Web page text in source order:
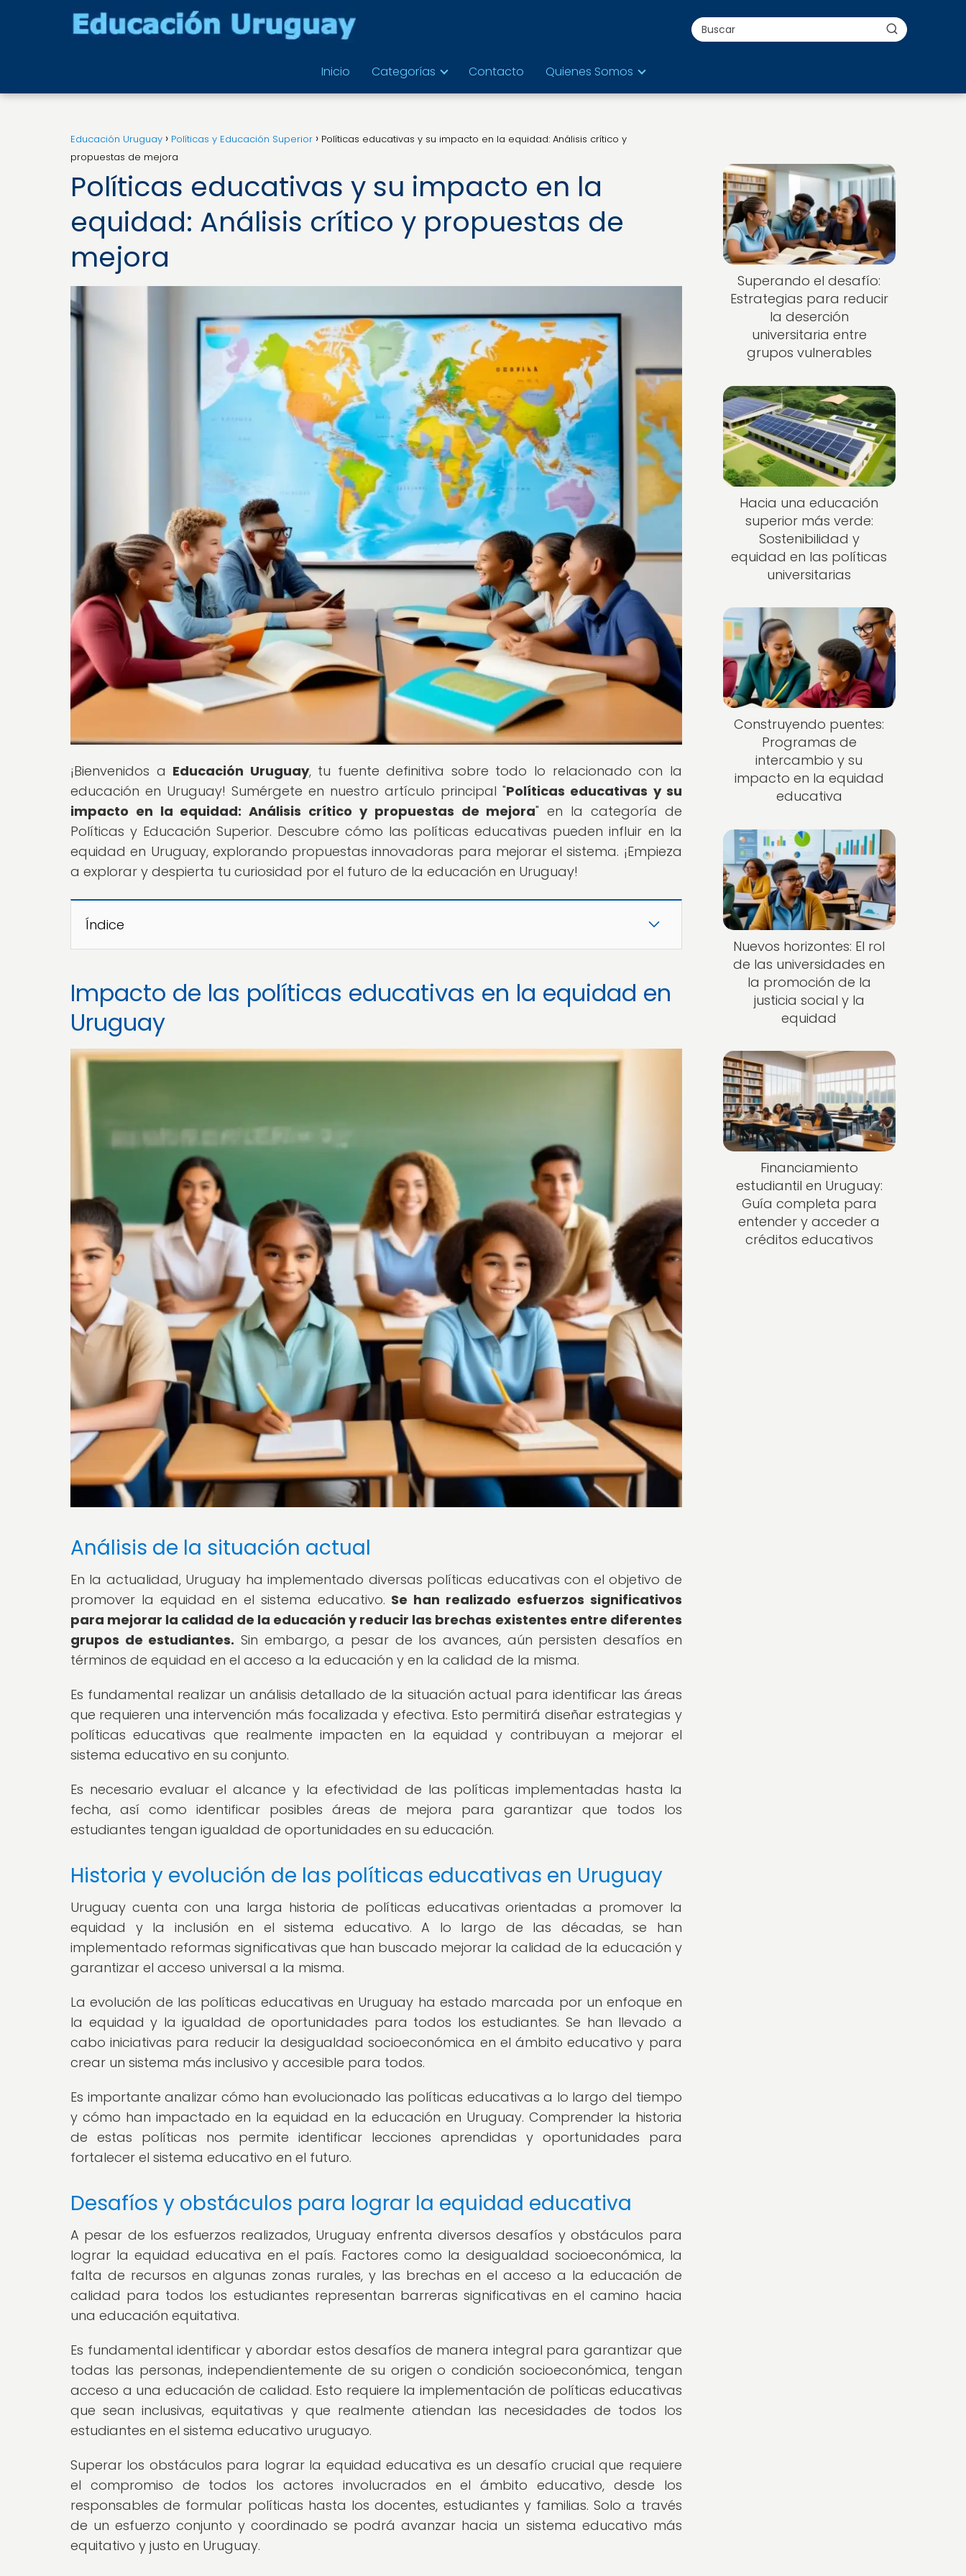
Inicio Categorías Contacto Quienes Somos
Educación Uruguay Políticas y Educación Superior
Políticas educativas y su impacto en la equidad: Análisis crítico y
propuestas de mejora
Políticas educativas y su impacto en la
equidad: Análisis crítico y propuestas de
mejora
¡Bienvenidos a Educación Uruguay, tu fuente definitiva sobre todo lo relacionado con la
educación en Uruguay! Sumérgete en nuestro artículo principal "Políticas educativas y su
impacto en la equidad: Análisis crítico y propuestas de mejora" en la categoría de
Políticas y Educación Superior. Descubre cómo las políticas educativas pueden influir en la
equidad en Uruguay, explorando propuestas innovadoras para mejorar el sistema. ¡Empieza
a explorar y despierta tu curiosidad por el futuro de la educación en Uruguay!
Índice
Impacto de las políticas educativas en la equidad en
Uruguay
Análisis de la situación actual
En la actualidad, Uruguay ha implementado diversas políticas educativas con el objetivo de
promover la equidad en el sistema educativo. Se han realizado esfuerzos significativos
para mejorar la calidad de la educación y reducir las brechas existentes entre diferentes
grupos de estudiantes. Sin embargo, a pesar de los avances, aún persisten desafíos en
términos de equidad en el acceso a la educación y en la calidad de la misma.
Es fundamental realizar un análisis detallado de la situación actual para identificar las áreas
que requieren una intervención más focalizada y efectiva. Esto permitirá diseñar estrategias y
políticas educativas que realmente impacten en la equidad y contribuyan a mejorar el
sistema educativo en su conjunto.
Es necesario evaluar el alcance y la efectividad de las políticas implementadas hasta la
fecha, así como identificar posibles áreas de mejora para garantizar que todos los
estudiantes tengan igualdad de oportunidades en su educación.
Historia y evolución de las políticas educativas en Uruguay
Uruguay cuenta con una larga historia de políticas educativas orientadas a promover la
equidad y la inclusión en el sistema educativo. A lo largo de las décadas, se han
implementado reformas significativas que han buscado mejorar la calidad de la educación y
garantizar el acceso universal a la misma.
La evolución de las políticas educativas en Uruguay ha estado marcada por un enfoque en
la equidad y la igualdad de oportunidades para todos los estudiantes. Se han llevado a
cabo iniciativas para reducir la desigualdad socioeconómica en el ámbito educativo y para
crear un sistema más inclusivo y accesible para todos.
Es importante analizar cómo han evolucionado las políticas educativas a lo largo del tiempo
y cómo han impactado en la equidad en la educación en Uruguay. Comprender la historia
de estas políticas nos permite identificar lecciones aprendidas y oportunidades para
fortalecer el sistema educativo en el futuro.
Desafíos y obstáculos para lograr la equidad educativa
A pesar de los esfuerzos realizados, Uruguay enfrenta diversos desafíos y obstáculos para
lograr la equidad educativa en el país. Factores como la desigualdad socioeconómica, la
falta de recursos en algunas zonas rurales, y las brechas en el acceso a la educación de
calidad para todos los estudiantes representan barreras significativas en el camino hacia
una educación equitativa.
Es fundamental identificar y abordar estos desafíos de manera integral para garantizar que
todas las personas, independientemente de su origen o condición socioeconómica, tengan
acceso a una educación de calidad. Esto requiere la implementación de políticas educativas
que sean inclusivas, equitativas y que realmente atiendan las necesidades de todos los
estudiantes en el sistema educativo uruguayo.
Superar los obstáculos para lograr la equidad educativa es un desafío crucial que requiere
el compromiso de todos los actores involucrados en el ámbito educativo, desde los
responsables de formular políticas hasta los docentes, estudiantes y familias. Solo a través
de un esfuerzo conjunto y coordinado se podrá avanzar hacia un sistema educativo más
equitativo y justo en Uruguay.
Superando el desafío:
Estrategias para reducir
la deserción
universitaria entre
grupos vulnerables
Hacia una educación
superior más verde:
Sostenibilidad y
equidad en las políticas
universitarias
Construyendo puentes:
Programas de
intercambio y su
impacto en la equidad
educativa
Nuevos horizontes: El rol
de las universidades en
la promoción de la
justicia social y la
equidad
Financiamiento
estudiantil en Uruguay:
Guía completa para
entender y acceder a
créditos educativos